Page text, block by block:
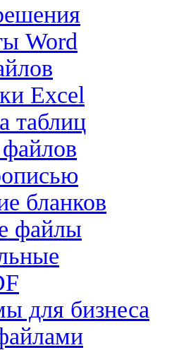
Word
Excel
таблиц
бланков
файлы
для бизнеса